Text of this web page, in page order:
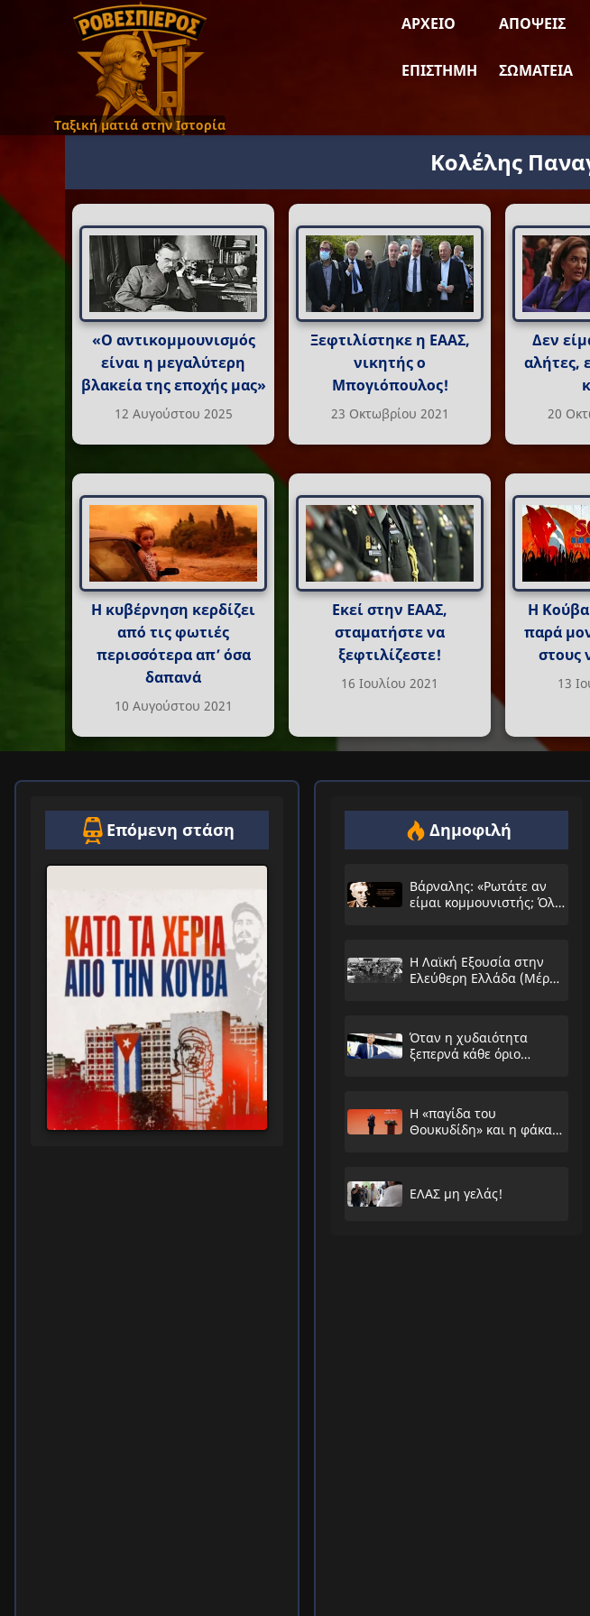
Ταξική ματιά στην Ιστορία
ΑΡΧΕΊΟ ΑΠΌΨΕΙΣ
ΕΠΙΣΤΉΜΗ ΣΩΜΑΤΕΊΑ
Κολέλης
«Ο αντικομμουνισμός
είναι η μεγαλύτερη
βλακεία της εποχής μας»
12 Αυγούστου 2025
Ξεφτιλίστηκε η ΕΑΑΣ,
νικητής ο
Μπογιόπουλος!
23 Οκτωβρίου 2021
Δεν
αλήτες,
20
Η κυβέρνηση κερδίζει
από τις φωτιές
περισσότερα απ’ όσα
δαπανά
10 Αυγούστου 2021
Εκεί στην ΕΑΑΣ,
σταματήστε να
ξεφτιλίζεστε!
16 Ιουλίου 2021
Η Κούβα
παρά
στους
13
Επόμενη στάση Δημοφιλή
Βάρναλης: «Ρωτάτε αν
είμαι κομμουνιστής; Όλο
Η Λαϊκή Εξουσία στην
Ελεύθερη Ελλάδα (Μέρος
Όταν η χυδαιότητα
ξεπερνά κάθε όριο…
Η «παγίδα του
Θουκυδίδη» και η φάκα
ΕΛΑΣ μη γελάς!